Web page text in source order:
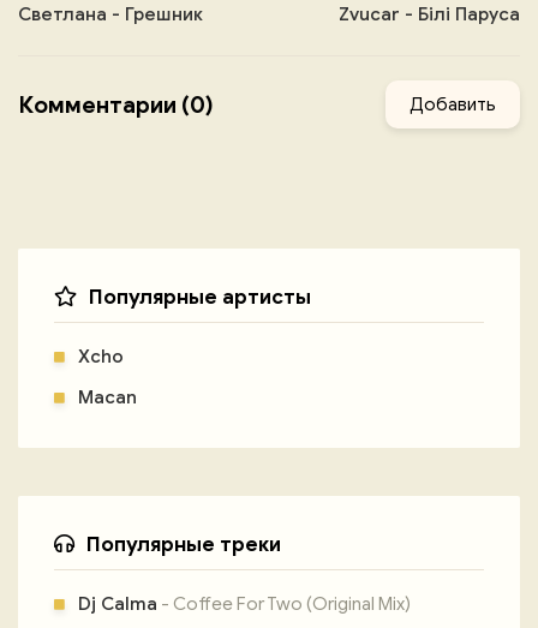
Светлана - Грешник Zvucar - Білі Паруса
Комментарии (0) Добавить
Популярные артисты
Xcho
Macan
Популярные треки
Dj Calma - Coffee For Two (Original Mix)